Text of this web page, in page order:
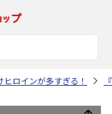
ヒロインが多すぎる！